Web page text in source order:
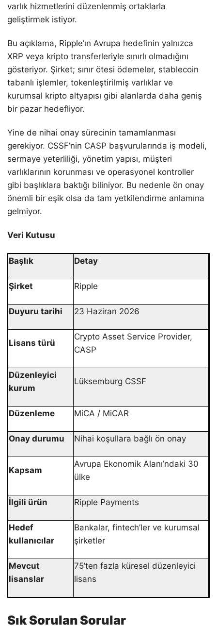
varlık hizmetlerini düzenlenmiş ortaklarla
geliştirmek istiyor.
Bu açıklama, Ripple’ın Avrupa hedefinin yalnızca
XRP veya kripto transferleriyle sınırlı olmadığını
gösteriyor. Şirket; sınır ötesi ödemeler, stablecoin
tabanlı işlemler, tokenleştirilmiş varlıklar ve
kurumsal kripto altyapısı gibi alanlarda daha geniş
bir pazar hedefliyor.
Yine de nihai onay sürecinin tamamlanması
gerekiyor. CSSF’nin CASP başvurularında iş modeli,
sermaye yeterliliği, yönetim yapısı, müşteri
varlıklarının korunması ve operasyonel kontroller
gibi başlıklara baktığı biliniyor. Bu nedenle ön onay
önemli bir eşik olsa da tam yetkilendirme anlamına
gelmiyor.
Veri Kutusu
Başlık Detay
Şirket Ripple
Duyuru tarihi 23 Haziran 2026
Lisans türü
Crypto Asset Service Provider,
CASP
Düzenleyici
kurum
Lüksemburg CSSF
Düzenleme MiCA / MiCAR
Onay durumu Nihai koşullara bağlı ön onay
Kapsam
Avrupa Ekonomik Alanı’ndaki 30
ülke
İlgili ürün Ripple Payments
Hedef
kullanıcılar
Bankalar, fintech’ler ve kurumsal
şirketler
Mevcut
lisanslar
75’ten fazla küresel düzenleyici
lisans
Sık Sorulan Sorular